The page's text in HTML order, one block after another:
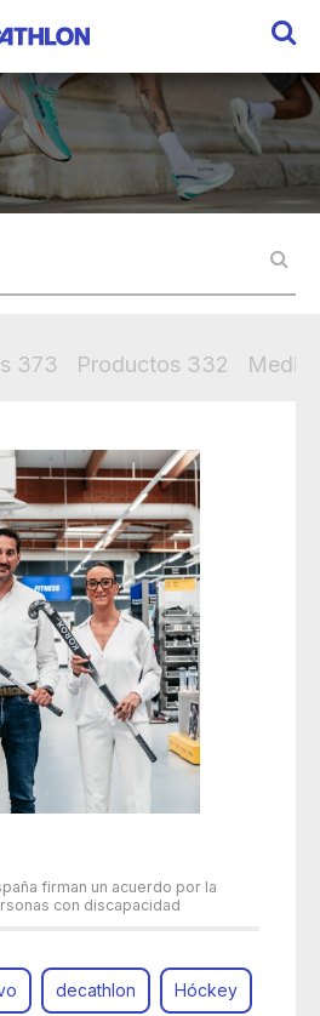
373 Productos 332
firman un acuerdo por la
con discapacidad
decathlon Hóckey